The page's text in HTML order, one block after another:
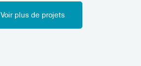
Voir plus de projets